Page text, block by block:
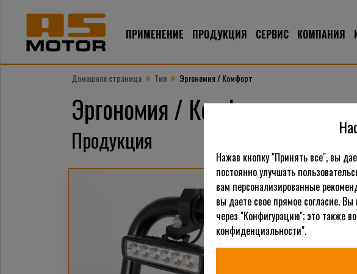
ПРИМЕНЕНИЕ ПРОДУКЦИЯ СЕРВИС КОМПАНИЯ
Домашняя страница » Тип » Эргономия / Комфорт
Эргономия / Комфорт
Продукция
Нажав кнопку "Принять все", вы
постоянно улучшать
вам персонализированные
вы даете свое прямое согласие.
через "Конфигурацию"; это также
конфиденциальности".